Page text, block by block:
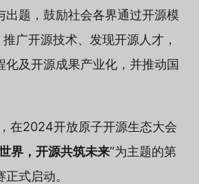
出题，鼓励社会各界通过开源模
广开源技术、发现开源人才，
化及开源成果产业化，并推动国
在2024开放原子开源生态大会
界，开源共筑未来”为主题的第
式启动。